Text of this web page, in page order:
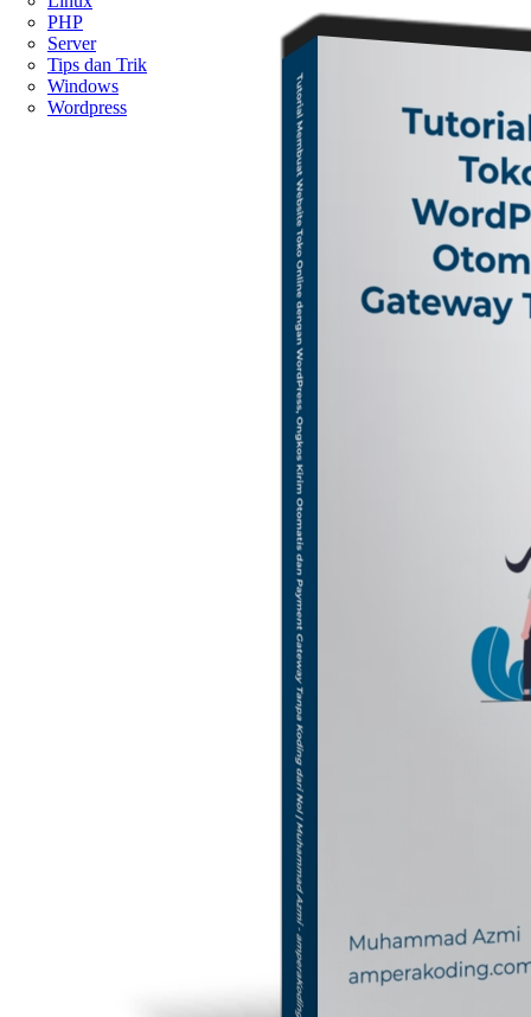
PHP
Server
Tips dan Trik
Windows
Wordpress